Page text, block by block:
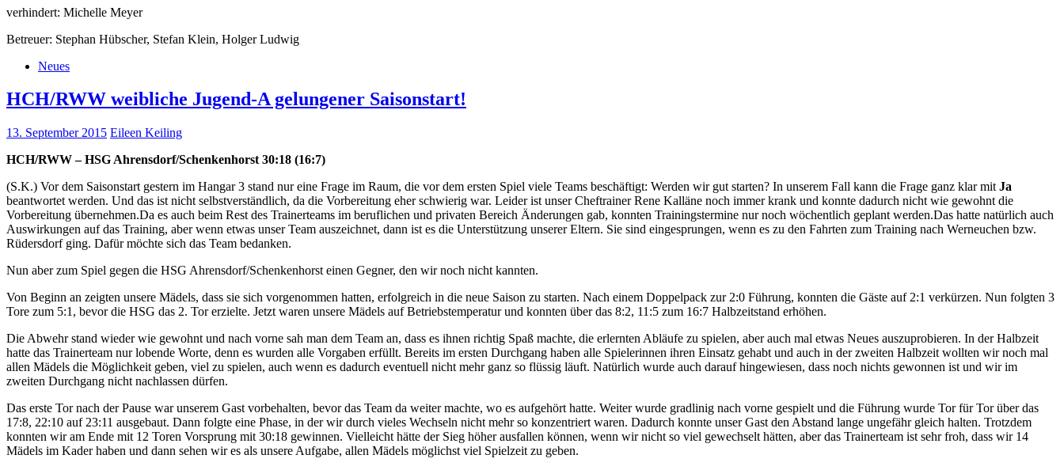
verhindert: Michelle Meyer
Betreuer: Stephan Hübscher, Stefan Klein, Holger Ludwig
Neues
HCH/RWW weibliche Jugend-A gelungener Saisonstart!
13. September 2015 Eileen Keiling
HCH/RWW – HSG Ahrensdorf/Schenkenhorst 30:18 (16:7)
(S.K.) Vor dem Saisonstart gestern im Hangar 3 stand nur eine Frage im Raum, die vor dem ersten Spiel viele Teams beschäftigt: Werden wir gut starten? In unserem Fall kann die Frage ganz klar mit Ja
beantwortet werden. Und das ist nicht selbstverständlich, da die Vorbereitung eher schwierig war. Leider ist unser Cheftrainer Rene Kalläne noch immer krank und konnte dadurch nicht wie gewohnt die
Vorbereitung übernehmen.Da es auch beim Rest des Trainerteams im beruflichen und privaten Bereich Änderungen gab, konnten Trainingstermine nur noch wöchentlich geplant werden.Das hatte natürlich auch
Auswirkungen auf das Training, aber wenn etwas unser Team auszeichnet, dann ist es die Unterstützung unserer Eltern. Sie sind eingesprungen, wenn es zu den Fahrten zum Training nach Werneuchen bzw.
Rüdersdorf ging. Dafür möchte sich das Team bedanken.
Nun aber zum Spiel gegen die HSG Ahrensdorf/Schenkenhorst einen Gegner, den wir noch nicht kannten.
Von Beginn an zeigten unsere Mädels, dass sie sich vorgenommen hatten, erfolgreich in die neue Saison zu starten. Nach einem Doppelpack zur 2:0 Führung, konnten die Gäste auf 2:1 verkürzen. Nun folgten 3
Tore zum 5:1, bevor die HSG das 2. Tor erzielte. Jetzt waren unsere Mädels auf Betriebstemperatur und konnten über das 8:2, 11:5 zum 16:7 Halbzeitstand erhöhen.
Die Abwehr stand wieder wie gewohnt und nach vorne sah man dem Team an, dass es ihnen richtig Spaß machte, die erlernten Abläufe zu spielen, aber auch mal etwas Neues auszuprobieren. In der Halbzeit
hatte das Trainerteam nur lobende Worte, denn es wurden alle Vorgaben erfüllt. Bereits im ersten Durchgang haben alle Spielerinnen ihren Einsatz gehabt und auch in der zweiten Halbzeit wollten wir noch mal
allen Mädels die Möglichkeit geben, viel zu spielen, auch wenn es dadurch eventuell nicht mehr ganz so flüssig läuft. Natürlich wurde auch darauf hingewiesen, dass noch nichts gewonnen ist und wir im
zweiten Durchgang nicht nachlassen dürfen.
Das erste Tor nach der Pause war unserem Gast vorbehalten, bevor das Team da weiter machte, wo es aufgehört hatte. Weiter wurde gradlinig nach vorne gespielt und die Führung wurde Tor für Tor über das
17:8, 22:10 auf 23:11 ausgebaut. Dann folgte eine Phase, in der wir durch vieles Wechseln nicht mehr so konzentriert waren. Dadurch konnte unser Gast den Abstand lange ungefähr gleich halten. Trotzdem
konnten wir am Ende mit 12 Toren Vorsprung mit 30:18 gewinnen. Vielleicht hätte der Sieg höher ausfallen können, wenn wir nicht so viel gewechselt hätten, aber das Trainerteam ist sehr froh, dass wir 14
Mädels im Kader haben und dann sehen wir es als unsere Aufgabe, allen Mädels möglichst viel Spielzeit zu geben.